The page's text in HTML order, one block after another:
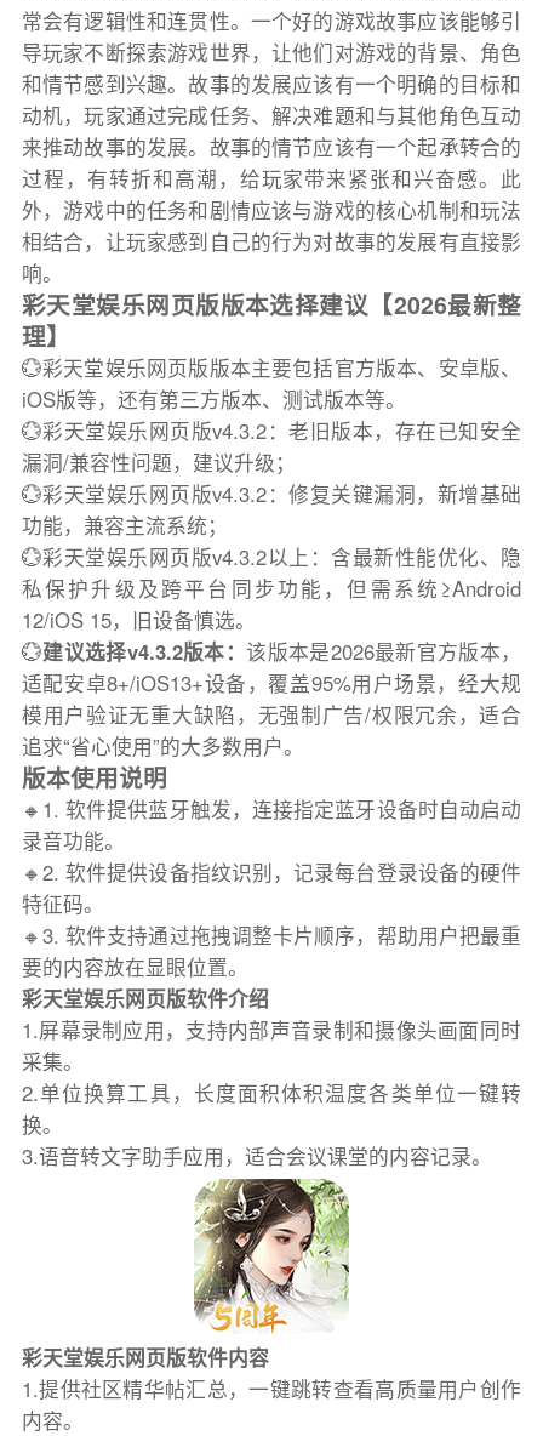
常会有逻辑性和连贯性。一个好的游戏故事应该能够引
导玩家不断探索游戏世界，让他们对游戏的背景、角色
和情节感到兴趣。故事的发展应该有一个明确的目标和
动机，玩家通过完成任务、解决难题和与其他角色互动
来推动故事的发展。故事的情节应该有一个起承转合的
过程，有转折和高潮，给玩家带来紧张和兴奋感。此
外，游戏中的任务和剧情应该与游戏的核心机制和玩法
相结合，让玩家感到自己的行为对故事的发展有直接影
响。
彩天堂娱乐网页版版本选择建议【2026最新整
理】
💮彩天堂娱乐网页版版本主要包括官方版本、安卓版、
iOS版等，还有第三方版本、测试版本等。
💮彩天堂娱乐网页版v4.3.2：老旧版本，存在已知安全
漏洞/兼容性问题，建议升级；
💮彩天堂娱乐网页版v4.3.2：修复关键漏洞，新增基础
功能，兼容主流系统；
💮彩天堂娱乐网页版v4.3.2以上：含最新性能优化、隐
私保护升级及跨平台同步功能，但需系统≥Android
12/iOS 15，旧设备慎选。
💮建议选择v4.3.2版本：该版本是2026最新官方版本，
适配安卓8+/iOS13+设备，覆盖95%用户场景，经大规
模用户验证无重大缺陷，无强制广告/权限冗余，适合
追求“省心使用”的大多数用户。
版本使用说明
🔸1. 软件提供蓝牙触发，连接指定蓝牙设备时自动启动
录音功能。
🔸2. 软件提供设备指纹识别，记录每台登录设备的硬件
特征码。
🔸3. 软件支持通过拖拽调整卡片顺序，帮助用户把最重
要的内容放在显眼位置。
彩天堂娱乐网页版软件介绍
1.屏幕录制应用，支持内部声音录制和摄像头画面同时
采集。
2.单位换算工具，长度面积体积温度各类单位一键转
换。
3.语音转文字助手应用，适合会议课堂的内容记录。
彩天堂娱乐网页版软件内容
1.提供社区精华帖汇总，一键跳转查看高质量用户创作
内容。